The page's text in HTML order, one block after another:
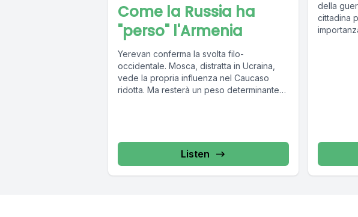
Come la Russia ha
"perso" l'Armenia
Yerevan conferma la svolta filo-
occidentale. Mosca, distratta in Ucraina,
vede la propria influenza nel Caucaso
ridotta. Ma resterà un peso determinante
Listen
della
cittadina